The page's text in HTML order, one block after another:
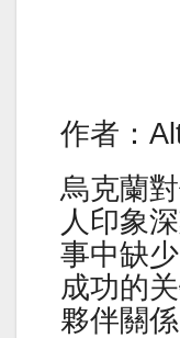
作者：
烏克蘭
人印象
事中缺
成功的
夥伴關